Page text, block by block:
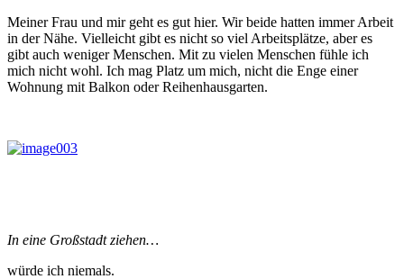
Meiner Frau und mir geht es gut hier. Wir beide hatten immer Arbeit
in der Nähe. Vielleicht gibt es nicht so viel Arbeitsplätze, aber es
gibt auch weniger Menschen. Mit zu vielen Menschen fühle ich
mich nicht wohl. Ich mag Platz um mich, nicht die Enge einer
Wohnung mit Balkon oder Reihenhausgarten.
In eine Großstadt ziehen…
würde ich niemals.